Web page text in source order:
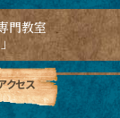
門教室
クセス